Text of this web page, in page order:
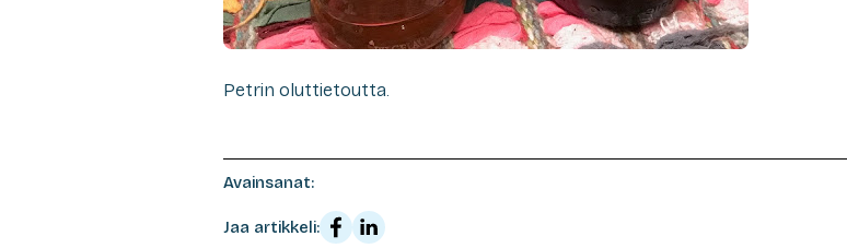
Petrin oluttietoutta.
Avainsanat:
Jaa artikkeli: